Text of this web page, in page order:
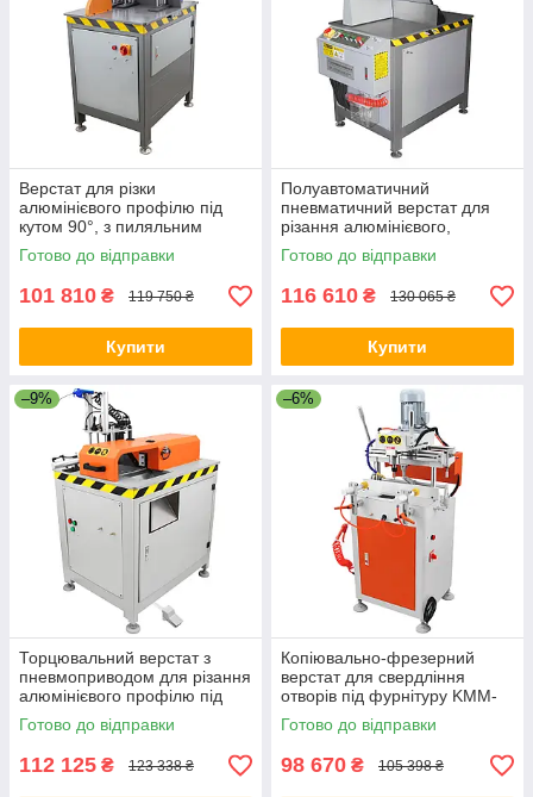
Верстат для різки
алюмінієвого профілю під
кутом 90°, з пиляльним
диском 16 дюймів (405 мм) ,
AC 220V
Готово до відправки
101 810 ₴ 119 750 ₴
Купити
Полуавтоматичний
пневматичний верстат для
різання алюмінієвого,
мідного профілю
Готово до відправки
116 610 ₴ 130 065 ₴
Купити
–9%
Торцювальний верстат з
пневмоприводом для різання
алюмінієвого профілю під
кутом 45 градусів TM-SAP45-
405
Готово до відправки
112 125 ₴ 123 338 ₴
–6%
Копіювально-фрезерний
верстат для свердління
отворів під фурнітуру KMM-
HP1, верстат для врізування
замків і петель
Готово до відправки
98 670 ₴ 105 398 ₴